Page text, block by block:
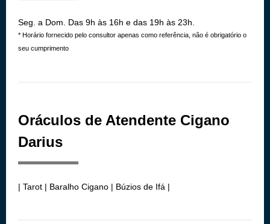
Seg. a Dom. Das 9h às 16h e das 19h às 23h.
* Horário fornecido pelo consultor apenas como referência, não é obrigatório o
seu cumprimento
Oráculos de Atendente Cigano
Darius
| Tarot | Baralho Cigano | Búzios de Ifá |